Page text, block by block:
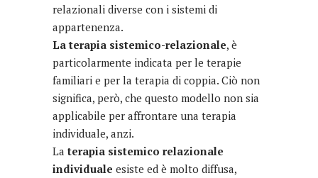
relazionali diverse con i sistemi di
appartenenza.
La terapia sistemico-relazionale, è
particolarmente indicata per le terapie
familiari e per la terapia di coppia. Ciò non
significa, però, che questo modello non sia
applicabile per affrontare una terapia
individuale, anzi.
Laterapia sistemico relazionale
individuale esiste ed è molto diffusa,